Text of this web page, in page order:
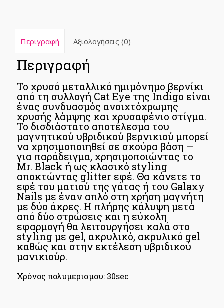
Περιγραφή Αξιολογήσεις (0)
Περιγραφή
Το χρυσό μεταλλικό ημιμόνημο βερνίκι
από τη συλλογή Cat Eye της Indigo είναι
ένας συνδυασμός ανοιχτόχρωμης
χρυσής λάμψης και χρυσαφένιο στίγμα.
Το δισδιάστατο αποτέλεσμα του
μαγνητικού υβριδικού βερνικιού μπορεί
να χρησιμοποιηθεί σε σκούρα βάση –
για παράδειγμα, χρησιμοποιώντας το
Mr. Black ή ως κλασικό styling
αποκτώντας glitter εφέ. Θα κάνετε το
εφέ του ματιού της γάτας ή του Galaxy
Nails με έναν απλό στη χρήση μαγνήτη
με δύο άκρες. Η πλήρης κάλυψη μετά
από δύο στρώσεις και η εύκολη
εφαρμογή θα λειτουργήσει καλά στο
styling με gel, ακρυλικό, ακρυλικό gel
καθώς και στην εκτέλεση υβριδικού
μανικιούρ.
Χρόνος πολυμερισμου: 30sec